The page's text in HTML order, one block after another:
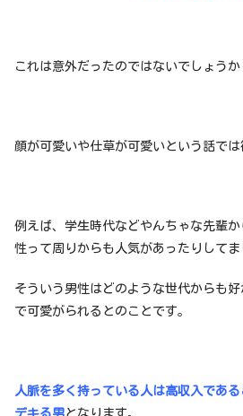
これは意外だったのではないでしょう
顔が可愛いや仕草が可愛いという話では
例えば、学生時代などやんちゃな先輩
性って周りからも人気があったりしてま
そういう男性はどのような世代からも
で可愛がられるとのことです。
人脈を多く持っている人は高収入であ